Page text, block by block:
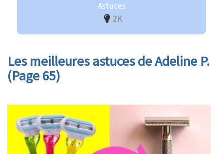
Astuces
2K
Les meilleures astuces de Adeline P.
(Page 65)